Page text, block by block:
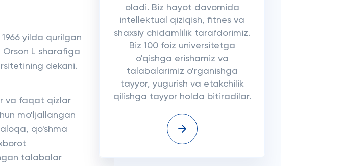
yilda qurilgan
Orson L sharafiga
dekani.
va faqat qizlar
mo'ljallangan
qo'shma
talabalar
oladi. Biz hayot davomida
intellektual qiziqish, fitnes va
shaxsiy chidamlilik tarafdorimiz.
Biz 100 foiz universitetga
o'qishga erishamiz va
talabalarimiz o'rganishga
tayyor, yugurish va etakchilik
qilishga tayyor holda bitiradilar.